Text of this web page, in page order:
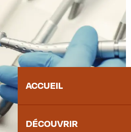
ACCUEIL
DÉCOUVRIR